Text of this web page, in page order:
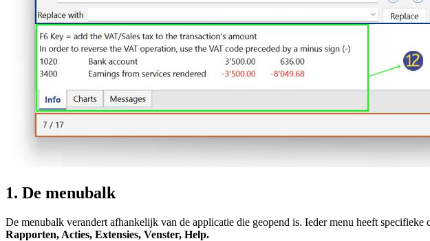
1. De menubalk
De menubalk verandert afhankelijk van de applicatie die geopend is. Ieder menu heeft
Rapporten, Acties, Extensies, Venster, Help.